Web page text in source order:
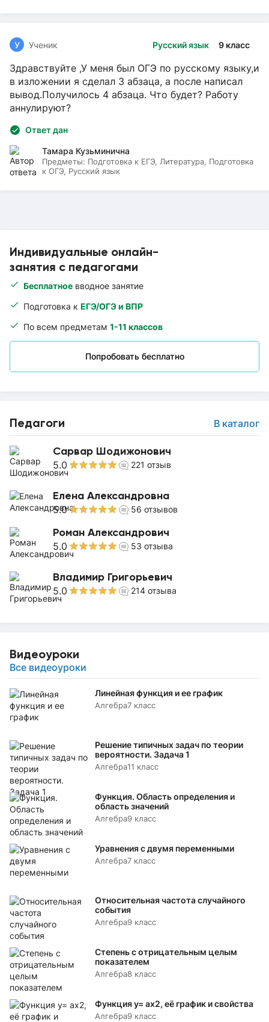
Индивидуальные онлайн-
занятия с педагогами
Бесплатное вводное занятие
Подготовка к ЕГЭ/ОГЭ и ВПР
По всем предметам 1-11 классов
Попробовать бесплатно
Педагоги В каталог
Сарвар Шодижонович
5.0 221 отзыв
Елена Александровна
5.0 56 отзывов
Роман Александрович
5.0 53 отзыва
Владимир Григорьевич
5.0 214 отзыва
Видеоуроки
Все видеоуроки
Линейная функция и ее график
Алгебра7 класс
Решение типичных задач по теории
вероятности. Задача 1
Алгебра11 класс
Функция. Область определения и
область значений
Алгебра9 класс
Уравнения с двумя переменными
Алгебра7 класс
Относительная частота случайного
события
Алгебра9 класс
Степень с отрицательным целым
показателем
Алгебра8 класс
Функция y= аx2, её график и свойства
Алгебра9 класс
Русский язык 9 класс
У Ученик
Здравствуйте ,У меня был ОГЭ по русскому языку,и
в изложении я сделал 3 абзаца, а после написал
вывод.Получилось 4 абзаца. Что будет? Работу
аннулируют?
Ответ дан
Тамара Кузьминична
Предметы: Подготовка к ЕГЭ, Литература, Подготовка
к ОГЭ, Русский язык